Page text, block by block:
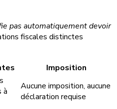
pas automatiquement devoir
fiscales distinctes
Imposition
à
Aucune imposition, aucune
déclaration requise